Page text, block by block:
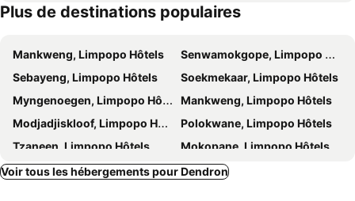
Plus de destinations populaires
Mankweng, Limpopo Hôtels
Senwamokgope, Limpopo Hôtels
Sebayeng, Limpopo Hôtels
Soekmekaar, Limpopo Hôtels
Myngenoegen, Limpopo Hôtels
Mankweng, Limpopo Hôtels
Modjadjiskloof, Limpopo Hôtels
Polokwane, Limpopo Hôtels
Tzaneen, Limpopo Hôtels
Mokopane, Limpopo Hôtels
Makhado, Limpopo Hôtels
Haenertsburg, Limpopo Hôtels
Voir tous les hébergements pour Dendron